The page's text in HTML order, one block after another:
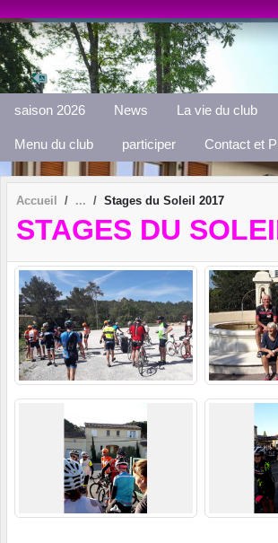
saison 2026 News La vie du club
Menu du club participer Contact et
Accueil Stages du Soleil 2017
STAGES DU